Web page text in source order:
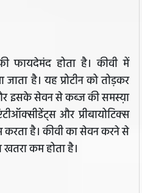
फायदेमंद होता है। कीवी में
जाता है। यह प्रोटीन को तोड़कर
इसके सेवन से कब्ज की समस्य़ा
और प्रीबायोटिक्स
है। कीवी का सेवन करने से
कम होता है।